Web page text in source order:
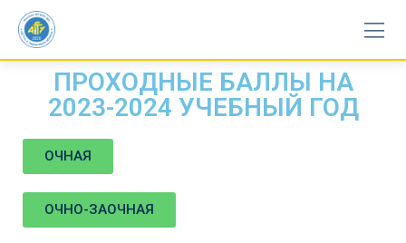
ПРОХОДНЫЕ БАЛЛЫ НА
2023-2024 УЧЕБНЫЙ ГОД
ОЧНАЯ
ОЧНО-ЗАОЧНАЯ​